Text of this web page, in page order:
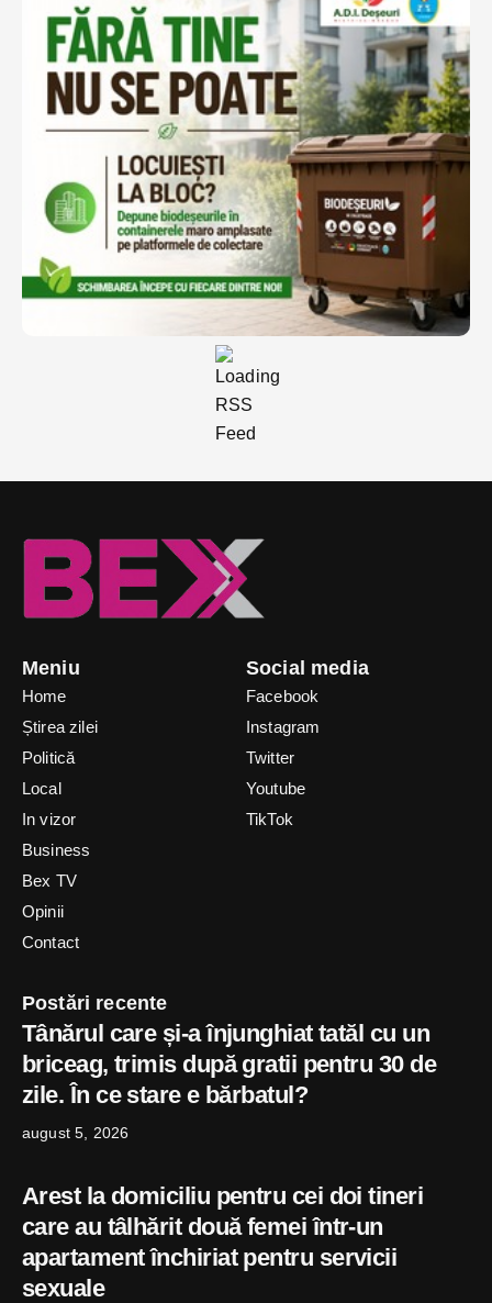
Meniu
Home
Știrea zilei
Politică
Local
In vizor
Business
Bex TV
Opinii
Contact
Social media
Facebook
Instagram
Twitter
Youtube
TikTok
Postări recente
Tânărul care și-a înjunghiat tatăl cu un
briceag, trimis după gratii pentru 30 de
zile. În ce stare e bărbatul?
august 5, 2026
Arest la domiciliu pentru cei doi tineri
care au tâlhărit două femei într-un
apartament închiriat pentru servicii
sexuale